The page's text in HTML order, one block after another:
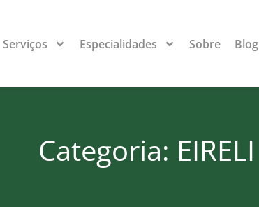
Serviços Especialidades Sobre Blog
Categoria: EIRELI